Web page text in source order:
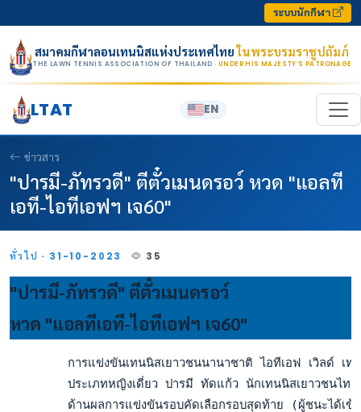
ระบบนักกีฬา
สมาคมกีฬาลอนเทนนิสแห่งประเทศไทยในพระบรมราชูปถัมภ์
THE LAWN TENNIS ASSOCIATION OF THAILAND · UNDER HIS MAJESTY’S PATRONAGE
LTAT EN
ข่าวสาร
"ปารมี-ภัทรวดี" ตีตั๋วเมนดรอว์ หวด "แอลที
เอที-ไอทีเอฟฯ เจ60"
ทั่วไป · 31-10-2023 35
"ปารมี-ภัทรวดี" ตีตั๋วเมนดรอว์
หวด "แอลทีเอที-ไอทีเอฟฯ เจ60"
การแข่งขันเทนนิสเยาวชนนานาชาติ ไอทีเอฟ เวิลด์ เ
ประเภทหญิงเดี่ยว ปารมี ทัดแก้ว นักเทนนิสเยาวชนไ
ด้านผลการแข่งขันรอบคัดเลือกรอบสุดท้าย (ผู้ชนะได้เข้